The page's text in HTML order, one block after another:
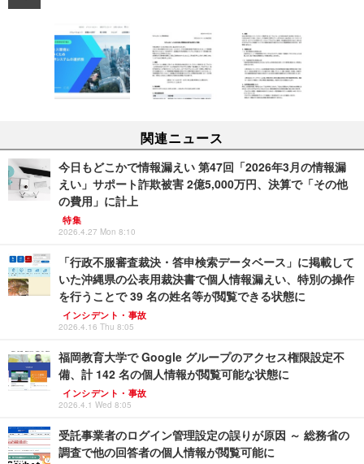
関連ニュース
今日もどこかで情報漏えい 第47回「2026年3月の情報漏
えい」サポート詐欺被害 2億5,000万円、決算で「その他
の費用」に計上
特集
2026.4.27 Mon 8:10
「行政不服審査裁決・答申検索データベース」に掲載して
いた沖縄県の公表用裁決書で個人情報漏えい、特別の操作
を行うことで 39 名の姓名等が閲覧できる状態に
インシデント・事故
2026.4.16 Thu 8:05
福岡教育大学で Google グループのアクセス権限設定不
備、計 142 名の個人情報が閲覧可能な状態に
インシデント・事故
2026.4.1 Wed 8:05
受託事業者のログイン管理設定の誤りが原因 ～ 総務省の
調査で他の回答者の個人情報が閲覧可能に